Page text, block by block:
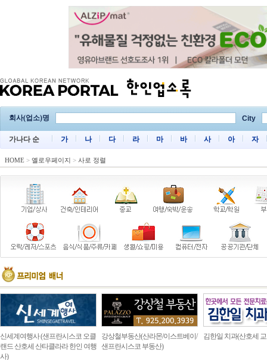
회사(업소)명 City
가나다 순 가 나 다 라 마 바 사 아 자
HOME > 옐로우페이지 > 사로 정렬
신세계여행사 (샌프란시스코 오클
랜드 산호세 산타클라라 한인 여행
사)
강상철부동산(산라몬/이스트베이/
샌프란시스코 부동산)
김한일 치과(산호세